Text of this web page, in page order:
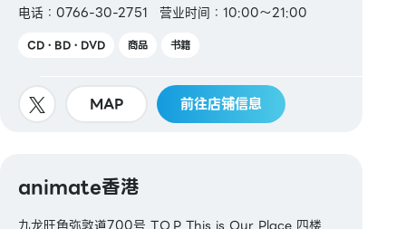
电话：0766-30-2751
营业时间：10:00～21:00
CD・BD・DVD 商品 书籍
MAP 前往店铺信息
animate香港
九龙旺角弥敦道700号 T.O.P This is Our Place 四楼